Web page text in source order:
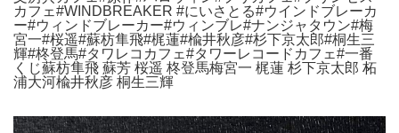
カフェ#WINDBREAKER #にいさとる#ウインドブレーカ
ー#ウィンドブレーカー#ウィンブレ#ナンジャタウン#梅
宮一#桜遥#蘇枋隼飛#梶蓮#楡井秋彦#杉下京太郎#桐生三
輝#柊登馬#タワレコカフェ#タワーレコードカフェ#一番
くじ蘇枋隼飛 蘇芳 桜遥 柊登馬梅宮一 梶蓮 杉下京太郎 柘
浦大河楡井秋彦 桐生三輝